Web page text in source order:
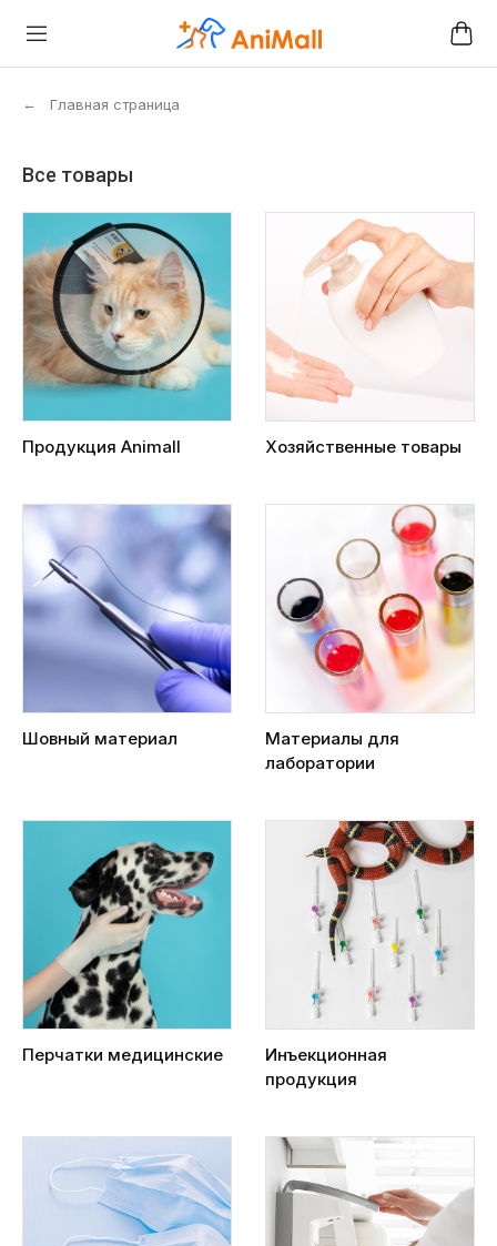
← Главная страница
Все товары
Продукция Animall Хозяйственные товары
Шовный материал
Материалы для
лаборатории
Перчатки медицинские
Инъекционная
продукция